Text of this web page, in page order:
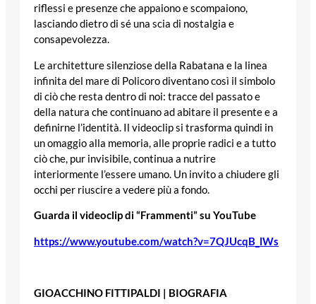
riflessi e presenze che appaiono e scompaiono,
lasciando dietro di sé una scia di nostalgia e
consapevolezza.
Le architetture silenziose della Rabatana e la linea
infinita del mare di Policoro diventano così il simbolo
di ciò che resta dentro di noi: tracce del passato e
della natura che continuano ad abitare il presente e a
definirne l’identità. Il videoclip si trasforma quindi in
un omaggio alla memoria, alle proprie radici e a tutto
ciò che, pur invisibile, continua a nutrire
interiormente l’essere umano. Un invito a chiudere gli
occhi per riuscire a vedere più a fondo.
Guarda il videoclip di “Frammenti” su YouTube
https://www.youtube.com/watch?v=7QJUcqB_lWs
GIOACCHINO FITTIPALDI | BIOGRAFIA